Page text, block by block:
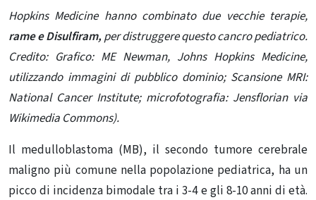
Hopkins Medicine hanno combinato due vecchie terapie,
rame e Disulfiram, per distruggere questo cancro pediatrico.
Credito: Grafico: ME Newman, Johns Hopkins Medicine,
utilizzando immagini di pubblico dominio; Scansione MRI:
National Cancer Institute; microfotografia: Jensflorian via
Wikimedia Commons).
Il medulloblastoma (MB), il secondo tumore cerebrale
maligno più comune nella popolazione pediatrica, ha un
picco di incidenza bimodale tra i 3-4 e gli 8-10 anni di età.